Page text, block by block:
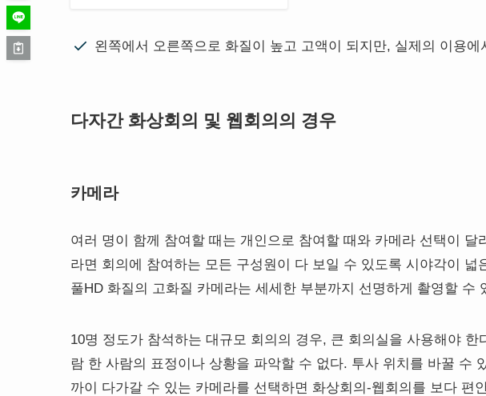
왼쪽에서 오른쪽으로 화질이 높고 고액이 되지만, 실제의 이용에
다자간 화상회의 및 웹회의의 경우
카메라
여러 명이 함께 참여할 때는 개인으로 참여할 때와 카메라 선택이 달
라면 회의에 참여하는 모든 구성원이 다 보일 수 있도록 시야각이 넓
풀HD 화질의 고화질 카메라는 세세한 부분까지 선명하게 촬영할 수
10명 정도가 참석하는 대규모 회의의 경우, 큰 회의실을 사용해야
람 한 사람의 표정이나 상황을 파악할 수 없다. 투사 위치를 바꿀 수
까이 다가갈 수 있는 카메라를 선택하면 화상회의-웹회의를 보다 편